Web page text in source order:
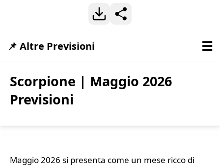
Scorpione | Maggio 2026
Previsioni
Maggio 2026 si presenta come un mese ricco di
📌 Altre Previsioni ☰